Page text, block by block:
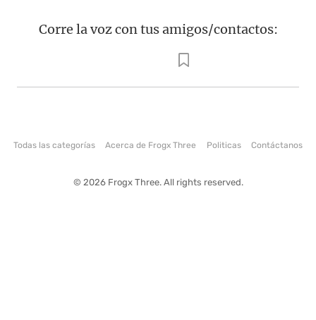
Corre la voz con tus amigos/contactos:
Todas las categorías Acerca de Frogx Three Politicas Contáctanos
© 2026 Frogx Three. All rights reserved.